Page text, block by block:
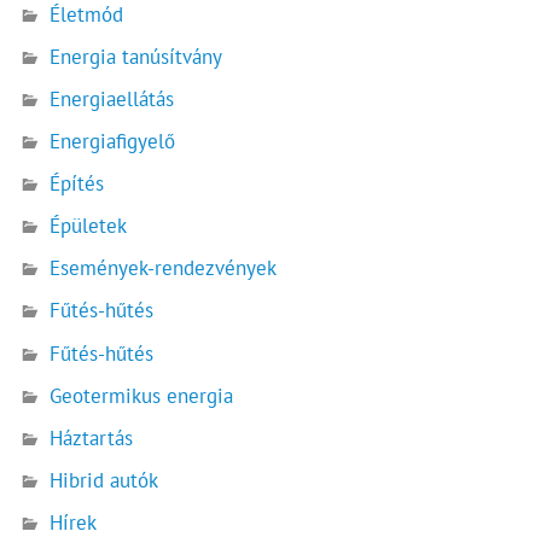
Életmód
Energia tanúsítvány
Energiaellátás
Energiafigyelő
Építés
Épületek
Események-rendezvények
Fűtés-hűtés
Fűtés-hűtés
Geotermikus energia
Háztartás
Hibrid autók
Hírek